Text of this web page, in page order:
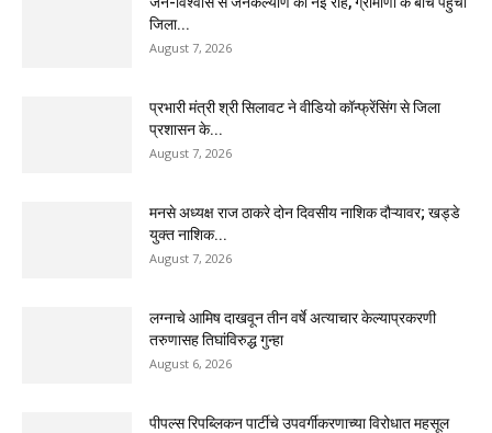
जिला...
August 7, 2026
प्रभारी मंत्री श्री सिलावट ने वीडियो कॉन्फ्रेंसिंग से जिला
प्रशासन के...
August 7, 2026
मनसे अध्यक्ष राज ठाकरे दोन दिवसीय नाशिक दौऱ्यावर; खड्डे
युक्त नाशिक...
August 7, 2026
लग्नाचे आमिष दाखवून तीन वर्षे अत्याचार केल्याप्रकरणी
तरुणासह तिघांविरुद्ध गुन्हा
August 6, 2026
पीपल्स रिपब्लिकन पार्टीचे उपवर्गीकरणाच्या विरोधात महसूल